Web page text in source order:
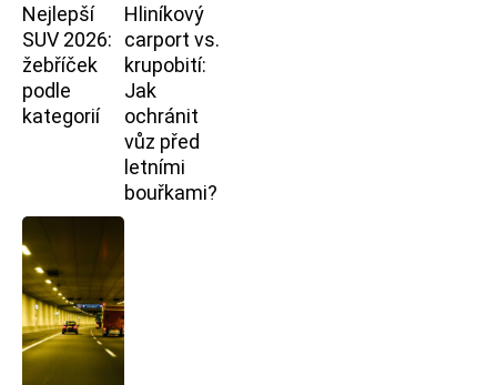
Nejlepší
SUV 2026:
žebříček
podle
kategorií
Hliníkový
carport vs.
krupobití:
Jak
ochránit
vůz před
letními
bouřkami?